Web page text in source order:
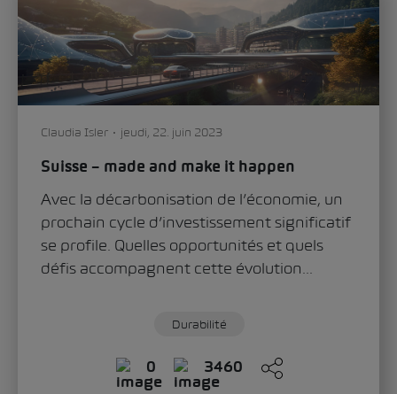
Claudia Isler jeudi, 22. juin 2023
Suisse – made and make it happen
Avec la décarbonisation de l’économie, un
prochain cycle d’investissement significatif
se profile. Quelles opportunités et quels
défis accompagnent cette évolution...
Durabilité
0 3460